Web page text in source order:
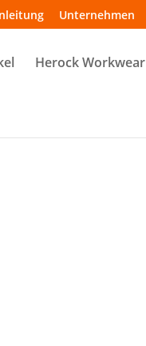
Unternehmen
Herock Workwear